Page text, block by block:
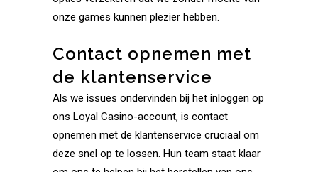
onze games kunnen plezier hebben.
Contact opnemen met
de klantenservice
Als we issues ondervinden bij het inloggen op
ons Loyal Casino-account, is contact
opnemen met de klantenservice cruciaal om
deze snel op te lossen. Hun team staat klaar